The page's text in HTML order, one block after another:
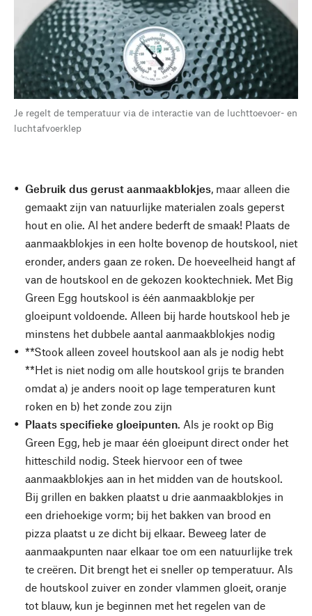
Je regelt de temperatuur via de interactie van de luchttoevoer- en
luchtafvoerklep
Gebruik dus gerust aanmaakblokjes, maar alleen die
gemaakt zijn van natuurlijke materialen zoals geperst
hout en olie. Al het andere bederft de smaak! Plaats de
aanmaakblokjes in een holte bovenop de houtskool, niet
eronder, anders gaan ze roken. De hoeveelheid hangt af
van de houtskool en de gekozen kooktechniek. Met Big
Green Egg houtskool is één aanmaakblokje per
gloeipunt voldoende. Alleen bij harde houtskool heb je
minstens het dubbele aantal aanmaakblokjes nodig
**Stook alleen zoveel houtskool aan als je nodig hebt
**Het is niet nodig om alle houtskool grijs te branden
omdat a) je anders nooit op lage temperaturen kunt
roken en b) het zonde zou zijn
Plaats specifieke gloeipunten. Als je rookt op Big
Green Egg, heb je maar één gloeipunt direct onder het
hitteschild nodig. Steek hiervoor een of twee
aanmaakblokjes aan in het midden van de houtskool.
Bij grillen en bakken plaatst u drie aanmaakblokjes in
een driehoekige vorm; bij het bakken van brood en
pizza plaatst u ze dicht bij elkaar. Beweeg later de
aanmaakpunten naar elkaar toe om een natuurlijke trek
te creëren. Dit brengt het ei sneller op temperatuur. Als
de houtskool zuiver en zonder vlammen gloeit, oranje
tot blauw, kun je beginnen met het regelen van de